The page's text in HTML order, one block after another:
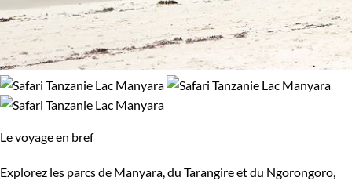
Le voyage en bref
Explorez les parcs de Manyara, du Tarangire et du Ngorongoro,